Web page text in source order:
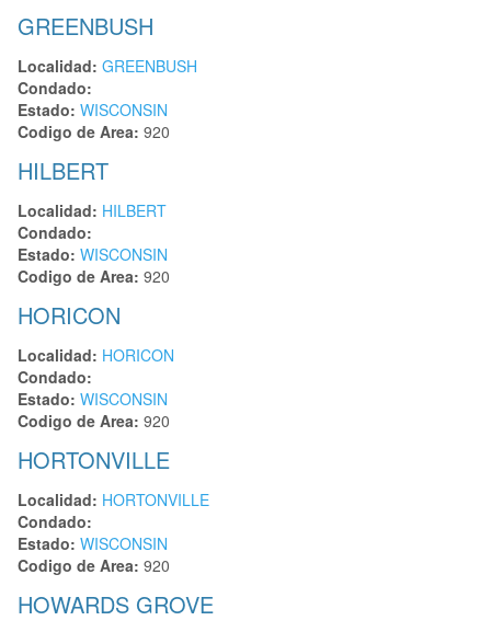
GREENBUSH
Localidad: GREENBUSH
Condado:
Estado: WISCONSIN
Codigo de Area: 920
HILBERT
Localidad: HILBERT
Condado:
Estado: WISCONSIN
Codigo de Area: 920
HORICON
Localidad: HORICON
Condado:
Estado: WISCONSIN
Codigo de Area: 920
HORTONVILLE
Localidad: HORTONVILLE
Condado:
Estado: WISCONSIN
Codigo de Area: 920
HOWARDS GROVE